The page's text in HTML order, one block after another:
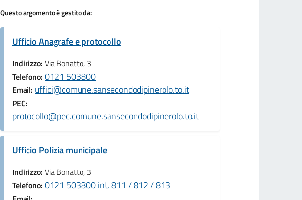
Questo argomento è gestito da:
Ufficio Anagrafe e protocollo
Indirizzo: Via Bonatto, 3
Telefono: 0121 503800
Email: uffici@comune.sansecondodipinerolo.to.it
PEC:
protocollo@pec.comune.sansecondodipinerolo.to.it
Ufficio Polizia municipale
Indirizzo: Via Bonatto, 3
Telefono: 0121 503800 int. 811 / 812 / 813